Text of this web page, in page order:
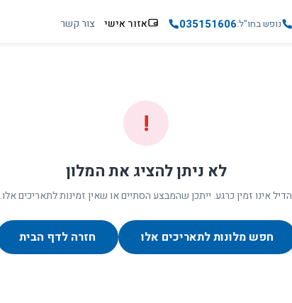
נופש בחו"ל035151606 אזור אישי צור קשר
!
לא ניתן להציג את המלון
הדיל אינו זמין כרגע. ייתכן שהמבצע הסתיים או שאין זמינות לתאריכים אלו.
חפש מלונות לתאריכים אלו חזרה לדף הבית